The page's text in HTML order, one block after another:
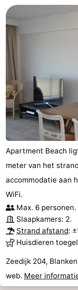
Apartment Beach
meter van het
accommodatie aan
WiFi.
Max. 6 personen.
Slaapkamers: 2.
Strand afstand:
Huisdieren
Zeedijk 204,
web. Meer